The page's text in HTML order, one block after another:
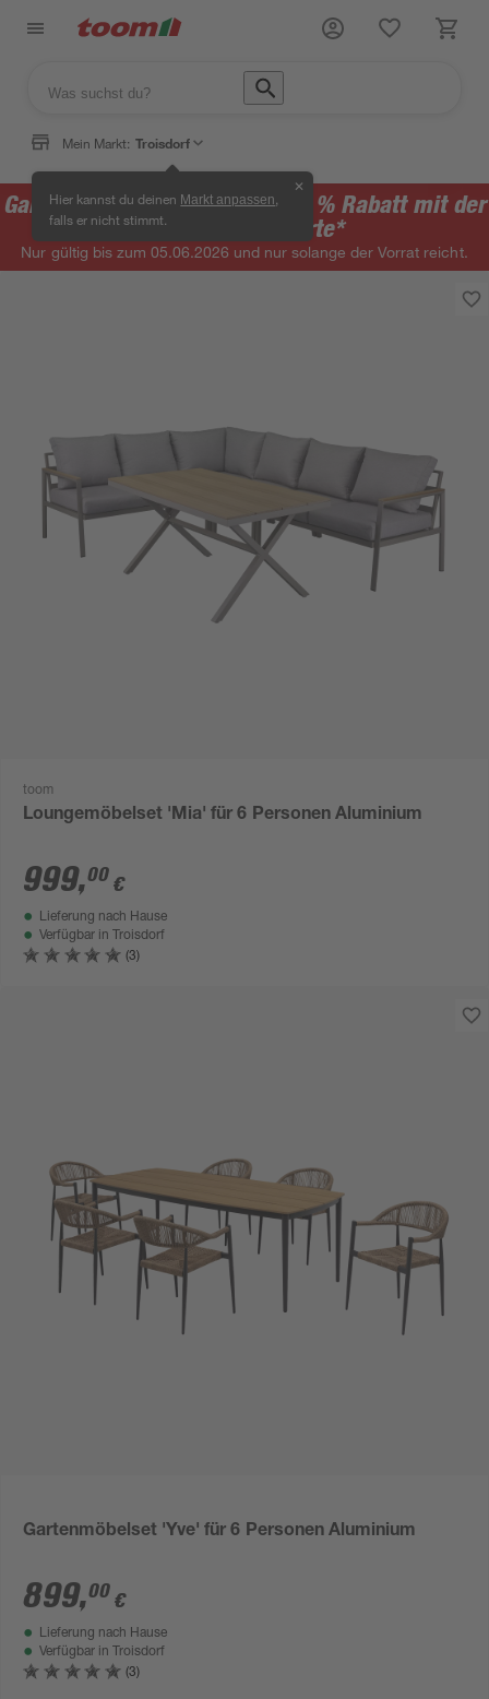
Mein Markt: Troisdorf
Hier kannst du deinen Markt anpassen
falls er nicht stimmt.
✕
Gartenmöbel-Aktion: Bis zu 40 % Rabatt mit der
toom Vorteilskarte*
Nur gültig bis zum 05.06.2026 und nur solange der Vorrat reicht.
toom
Loungemöbelset 'Mia' für 6 Personen Aluminium
999,00 €
Lieferung nach Hause
Verfügbar in
Troisdorf
(3)
Gartenmöbelset 'Yve' für 6 Personen Aluminium
899,00 €
Lieferung nach Hause
Verfügbar in
Troisdorf
(3)